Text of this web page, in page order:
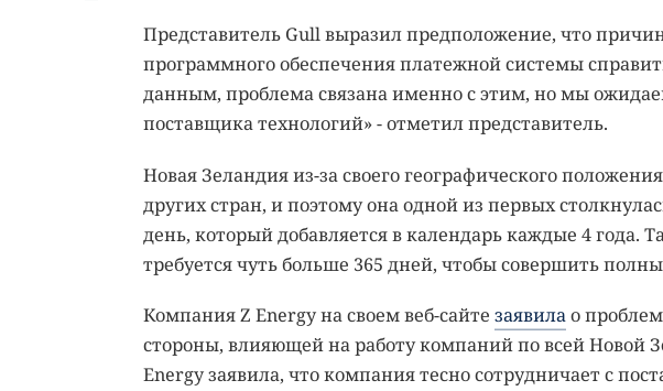
Представитель Gull выразил предположение, что
программного обеспечения платежной системы
данным, проблема связана именно с этим, но мы
поставщика технологий» - отметил представитель.
Новая Зеландия из-за своего географического
других стран, и поэтому она одной из первых
день, который добавляется в календарь каждые 4 года.
требуется чуть больше 365 дней, чтобы совершить
Компания Z Energy на своем веб-сайте заявилао
стороны, влияющей на работу компаний по всей Новой
Energy заявила, что компания тесно сотрудничает с